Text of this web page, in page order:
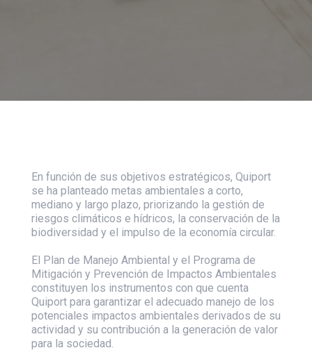
En función de sus objetivos estratégicos, Quiport
se ha planteado metas ambientales a corto,
mediano y largo plazo, priorizando la gestión de
riesgos climáticos e hídricos, la conservación de la
biodiversidad y el impulso de la economía circular.
El Plan de Manejo Ambiental y el Programa de
Mitigación y Prevención de Impactos Ambientales
constituyen los instrumentos con que cuenta
Quiport para garantizar el adecuado manejo de los
potenciales impactos ambientales derivados de su
actividad y su contribución a la generación de valor
para la sociedad.